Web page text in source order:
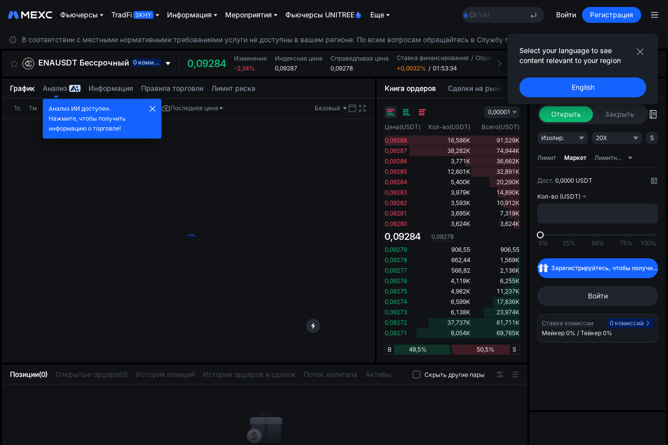
Фьючерсы TradFi Информация Мероприятия Фьючерсы UNITREE Еще
SKYAI
Подписка на рынок UNITREE STAR 10 авг.
SPCX растет после локапа
AAOI
Подписка на рынок UNITREE STAR 10 авг.
SPCX растет после локапа
Войти Регистрация
Select your language to see
content relevant to your region
English
В соответствии с местными нормативными требованиями услуги не доступны в вашем регионе. По всем вопросам обращайтесь в Службу поддержки клиентов.
ENAUSDT Бессрочный 0 комиссий 0,09284
Изменение
-2,34%
Индексная цена
0,09287
Справедливая цена
0,09278
Ставка финансирования / Обратный отсчет
+0,0032% / 01:53:34
Макс 24ч
Мин 24ч
Объем 24ч(ENA)
Позиции(0) Открытые ордера(0) История позиций История ордеров и сделок Поток капитала Активы Скрыть другие пары
График Анализ Информация Правила торговли Лимит риска
1с 1м 5м 15м 1Ч 4Ч Последняя цена Базовый
Книга ордеров Сделки на рынке Маркет-муверы
0,00001
Цена(USDT) Кол-во(USDT) Всего(USDT)
0,09288
16,586K
91,529K
0,09287
38,282K
74,944K
0,09286
3,771K
36,662K
0,09285
12,601K
32,891K
0,09284
5,400K
20,290K
0,09283
3,979K
14,890K
0,09282
3,593K
10,912K
0,09281
3,695K
7,319K
0,09280
3,624K 3,624K
0,09284
0,09278
0,09279
906,55
906,55
0,09278
662,44
1,569K
0,09277
566,82
2,136K
0,09276
4,119K
6,255K
0,09275
4,982K
11,237K
0,09274
6,599K
17,836K
0,09273
6,138K
23,974K
0,09272
37,737K
61,711K
0,09271
8,054K 69,765K
49,5%
B 50,5% S
Стратегия ИИ
Открыть Закрыть
Изолир. 20X S
Лимит Маркет Лимитный ордер со следованием
Дост. 0,0000 USDT
Кол-во (USDT)
0% 25% 50% 75% 100%
Зарегистрируйтесь, чтобы получить
Войти
Ставка комиссии
0 комиссий
Мейкер 0% / Тейкер 0%
Анализ ИИ доступен.
Нажмите, чтобы получить
информацию о торговле!